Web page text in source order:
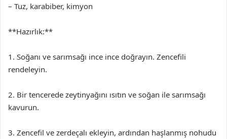
– Tuz, karabiber, kimyon
**Hazırlık:**
1. Soğanı ve sarımsağı ince ince doğrayın. Zencefili
rendeleyin.
2. Bir tencerede zeytinyağını ısıtın ve soğan ile sarımsağı
kavurun.
3. Zencefil ve zerdeçalı ekleyin, ardından haşlanmış nohudu